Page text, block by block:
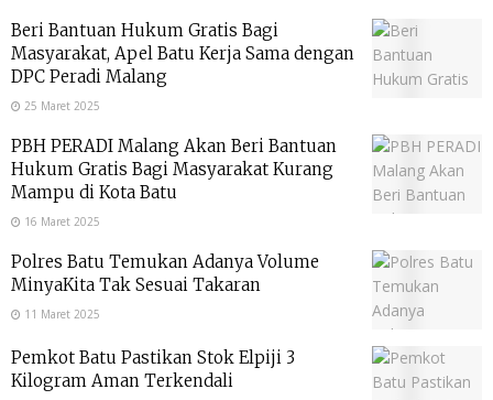
Beri Bantuan Hukum Gratis Bagi
Masyarakat, Apel Batu Kerja Sama dengan
DPC Peradi Malang
25 Maret 2025
PBH PERADI Malang Akan Beri Bantuan
Hukum Gratis Bagi Masyarakat Kurang
Mampu di Kota Batu
16 Maret 2025
Polres Batu Temukan Adanya Volume
MinyaKita Tak Sesuai Takaran
11 Maret 2025
Pemkot Batu Pastikan Stok Elpiji 3
Kilogram Aman Terkendali